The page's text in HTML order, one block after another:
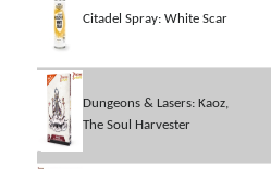
Citadel Spray: White Scar
Dungeons & Lasers: Kaoz,
The Soul Harvester